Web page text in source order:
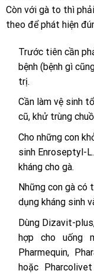
Còn với gà to thì
theo để phát hiện
Trước tiên cần
bệnh (bệnh gì
trị.
Cần làm vệ sinh
cũ, khử trùng
Cho những con
sinh Enroseptyl-
kháng cho gà.
Những con gà có
dụng kháng sinh
Dùng Dizavit-
hợp cho uống
Pharmequin,
hoặc